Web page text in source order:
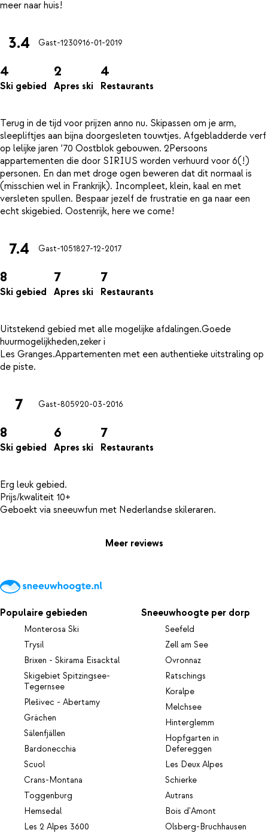
3.4 Gast-1230916-01-2019
4
Ski gebied
2
Apres ski
4
Restaurants
Terug in de tijd voor prijzen anno nu. Skipassen om je arm,
sleepliftjes aan bijna doorgesleten touwtjes. Afgebladderde verf
op lelijke jaren ‘70 Oostblok gebouwen. 2Persoons
appartementen die door SIRIUS worden verhuurd voor 6(!)
personen. En dan met droge ogen beweren dat dit normaal is
(misschien wel in Frankrijk). Incompleet, klein, kaal en met
versleten spullen. Bespaar jezelf de frustratie en ga naar een
7.4 Gast-1051827-12-2017
8
Ski gebied
7
Apres ski
7
Restaurants
Uitstekend gebied met alle mogelijke afdalingen.Goede
huurmogelijkheden,zeker i
Les Granges.Appartementen met een authentieke uitstraling op
7 Gast-805920-03-2016
8
Ski gebied
6
Apres ski
7
Restaurants
Erg leuk gebied.
Prijs/kwaliteit 10+
Meer reviews
Populaire gebieden
Monterosa Ski
Trysil
Brixen - Skirama Eisacktal
Skigebiet Spitzingsee-
Tegernsee
Plešivec - Abertamy
Grächen
Sälenfjällen
Bardonecchia
Scuol
Crans-Montana
Toggenburg
Hemsedal
Les 2 Alpes 3600
Sneeuwhoogte per dorp
Seefeld
Zell am See
Ovronnaz
Ratschings
Koralpe
Melchsee
Hinterglemm
Hopfgarten in
Defereggen
Les Deux Alpes
Schierke
Autrans
Bois d'Amont
Olsberg-Bruchhausen